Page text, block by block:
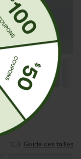
Guide des tailles